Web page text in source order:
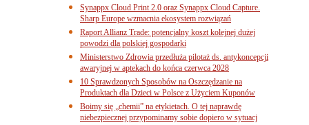
Synappx Cloud Print 2.0 oraz Synappx Cloud Capture.
Sharp Europe wzmacnia ekosystem rozwiązań
Raport Allianz Trade: potencjalny koszt kolejnej dużej
powodzi dla polskiej gospodarki
Ministerstwo Zdrowia przedłuża pilotaż ds. antykoncepcji
awaryjnej w aptekach do końca czerwca 2028
10 Sprawdzonych Sposobów na Oszczędzanie na
Produktach dla Dzieci w Polsce z Użyciem Kuponów
Boimy się „chemii” na etykietach. O tej naprawdę
niebezpiecznej przypominamy sobie dopiero w sytuacj